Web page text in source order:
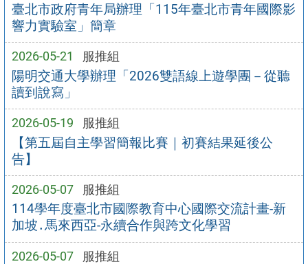
臺北市政府青年局辦理「115年臺北市青年國際影
響力實驗室」簡章
2026-05-21 服推組
陽明交通大學辦理「2026雙語線上遊學團－從聽
讀到說寫」
2026-05-19 服推組
【第五屆自主學習簡報比賽｜初賽結果延後公
告】
2026-05-07 服推組
114學年度臺北市國際教育中心國際交流計畫-新
加坡․馬來西亞-永續合作與跨文化學習
2026-05-07 服推組